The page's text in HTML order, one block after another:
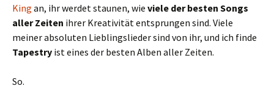
King an, ihr werdet staunen, wie viele der besten Songs
aller Zeiten ihrer Kreativität entsprungen sind. Viele
meiner absoluten Lieblingslieder sind von ihr, und ich finde
Tapestry ist eines der besten Alben aller Zeiten.
So.